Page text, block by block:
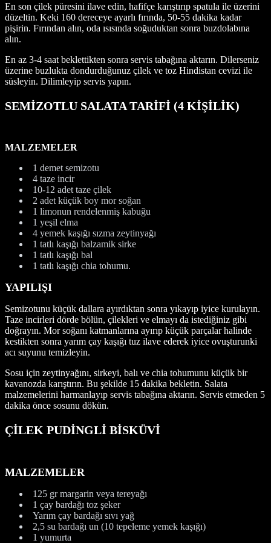
En son çilek püresini ilave edin, hafifçe karıştırıp spatula ile üzerini
düzeltin. Keki 160 dereceye ayarlı fırında, 50-55 dakika kadar
pişirin. Fırından alın, oda ısısında soğuduktan sonra buzdolabına
alın.
En az 3-4 saat beklettikten sonra servis tabağına aktarın. Dilerseniz
üzerine buzlukta dondurduğunuz çilek ve toz Hindistan cevizi ile
süsleyin. Dilimleyip servis yapın.
SEMİZOTLU SALATA TARİFİ (4 KİŞİLİK)
MALZEMELER
1 demet semizotu
4 taze incir
10-12 adet taze çilek
2 adet küçük boy mor soğan
1 limonun rendelenmiş kabuğu
1 yeşil elma
4 yemek kaşığı sızma zeytinyağı
1 tatlı kaşığı balzamik sirke
1 tatlı kaşığı bal
1 tatlı kaşığı chia tohumu.
YAPILIŞI
Semizotunu küçük dallara ayırdıktan sonra yıkayıp iyice kurulayın.
Taze incirleri dörde bölün, çilekleri ve elmayı da istediğiniz gibi
doğrayın. Mor soğanı katmanlarına ayırıp küçük parçalar halinde
kestikten sonra yarım çay kaşığı tuz ilave ederek iyice ovuşturunki
acı suyunu temizleyin.
Sosu için zeytinyağını, sirkeyi, balı ve chia tohumunu küçük bir
kavanozda karıştırın. Bu şekilde 15 dakika bekletin. Salata
malzemelerini harmanlayıp servis tabağına aktarın. Servis etmeden 5
dakika önce sosunu dökün.
ÇİLEK PUDİNGLİ BİSKÜVİ
MALZEMELER
125 gr margarin veya tereyağı
1 çay bardağı toz şeker
Yarım çay bardağı sıvı yağ
2,5 su bardağı un (10 tepeleme yemek kaşığı)
1 yumurta